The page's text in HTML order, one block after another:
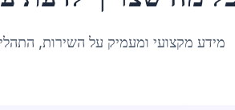
מידע מקצועי ומעמיק על השירות,